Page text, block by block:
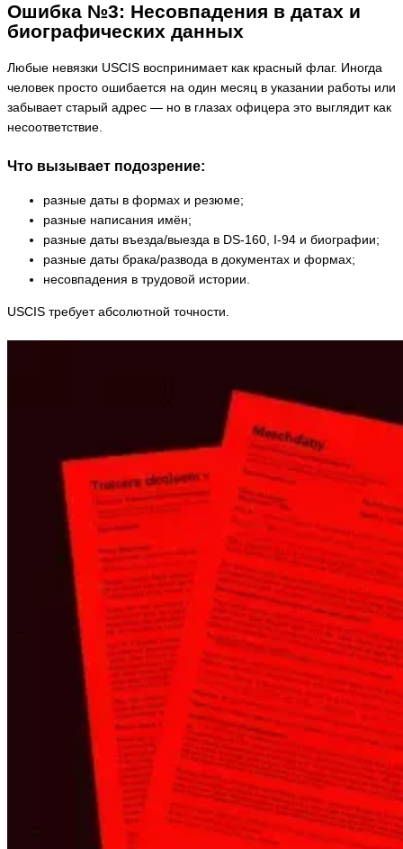
Ошибка №3: Несовпадения в датах и
биографических данных
Любые невязки USCIS воспринимает как красный флаг. Иногда
человек просто ошибается на один месяц в указании работы или
забывает старый адрес — но в глазах офицера это выглядит как
несоответствие.
Что вызывает подозрение:
разные даты в формах и резюме;
разные написания имён;
разные даты въезда/выезда в DS-160, I-94 и биографии;
разные даты брака/развода в документах и формах;
несовпадения в трудовой истории.
USCIS требует абсолютной точности.